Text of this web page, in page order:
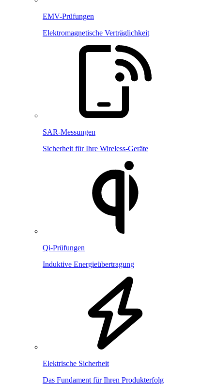
EMV-Prüfungen
Elektromagnetische Verträglichkeit
SAR-Messungen
Sicherheit für Ihre Wireless-Geräte
Qi-Prüfungen
Induktive Energieübertragung
Elektrische Sicherheit
Das Fundament für Ihren Produkterfolg